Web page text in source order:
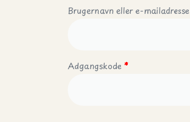
Brugernavn eller e-mailadresse
Adgangskode*